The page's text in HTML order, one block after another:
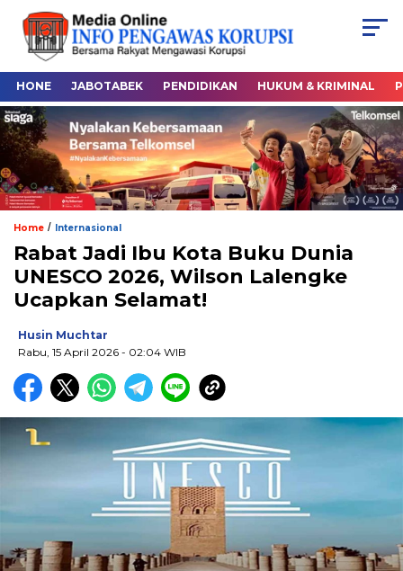
HONE JABOTABEK PENDIDIKAN HUKUM & KRIMINAL
Home / Internasional
Rabat Jadi Ibu Kota Buku Dunia
UNESCO 2026, Wilson Lalengke
Ucapkan Selamat!
Husin Muchtar
Rabu, 15 April 2026 - 02:04 WIB